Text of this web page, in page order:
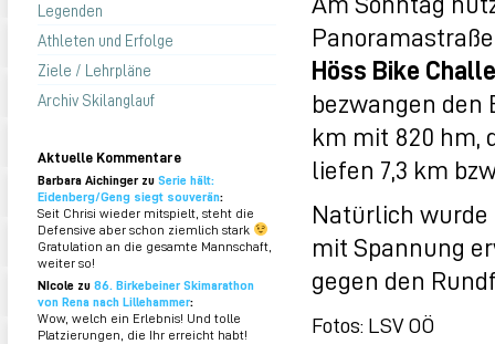
Legenden
Athleten und Erfolge
Ziele / Lehrpläne
Archiv Skilanglauf
Aktuelle Kommentare
Barbara Aichinger zu Serie hält:
Eidenberg/Geng siegt souverän:
Seit Chrisi wieder mitspielt, steht die
Defensive aber schon ziemlich stark
Gratulation an die gesamte Mannschaft,
weiter so!
NIcole zu 86. Birkebeiner Skimarathon
von Rena nach Lillehammer:
Wow, welch ein Erlebnis! Und tolle
Platzierungen, die Ihr erreicht habt!
Höss Bike
bezwangen den
km mit 820 hm,
liefen 7,3 km
Natürlich
mit Spannung
gegen den
Fotos: LSV OÖ